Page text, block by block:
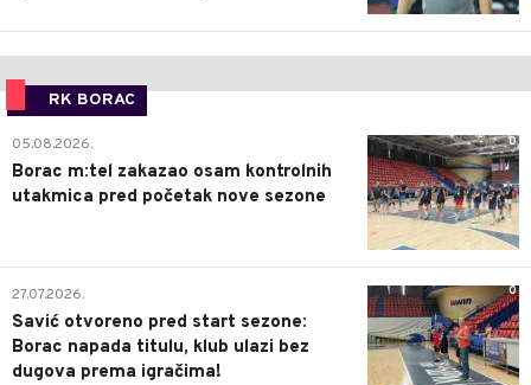
RK BORAC
0
05.08.2026.
Borac m:tel zakazao osam kontrolnih
utakmica pred početak nove sezone
0
27.07.2026.
Savić otvoreno pred start sezone:
Borac napada titulu, klub ulazi bez
dugova prema igračima!